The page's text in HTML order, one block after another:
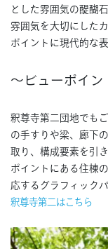
とした雰囲気の醍醐
雰囲気を大切にした
ポイントに現代的な
～ビューポイン
釈尊寺第二団地でも
の手すりや梁、廊下
取り、構成要素を引
ポイントにある住棟
応するグラフィック
釈尊寺第二はこちら